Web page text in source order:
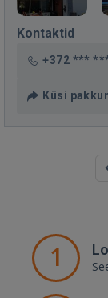
Kontaktid
+372 ***
Küsi
1